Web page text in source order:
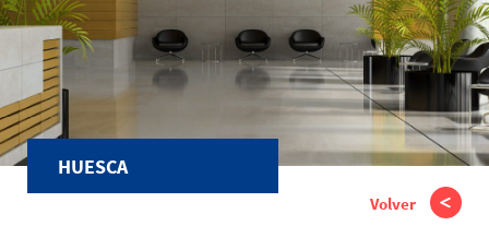
HUESCA
Volver